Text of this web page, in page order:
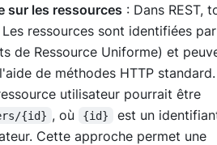
sur les ressources : Dans REST,
ressources sont identifiées par
de Ressource Uniforme) et
de méthodes HTTP standard.
utilisateur pourrait être
{id} , où {id}
est un
Cette approche permet une